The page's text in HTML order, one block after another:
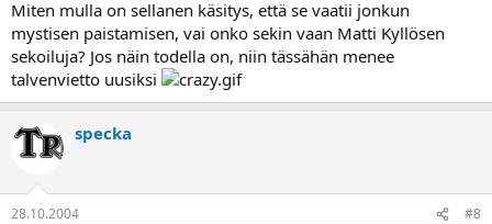
Miten mulla on sellanen käsitys, että se vaatii jonkun
mystisen paistamisen, vai onko sekin vaan Matti Kyllösen
sekoiluja? Jos näin todella on, niin tässähän menee
talvenvietto uusiksi
specka
28.10.2004 #8